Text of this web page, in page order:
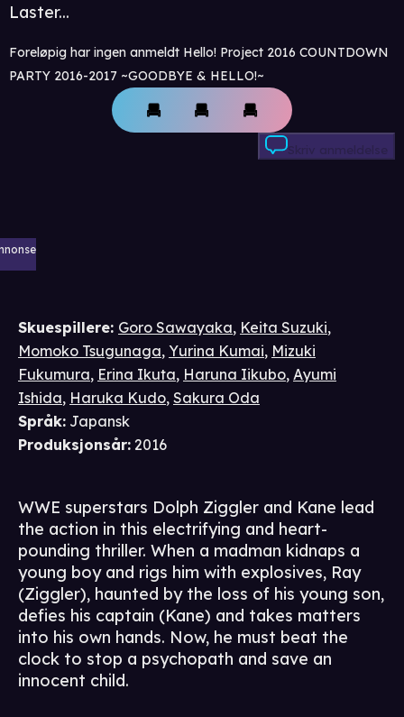
Laster...
Foreløpig har ingen anmeldt Hello! Project 2016 COUNTDOWN
PARTY 2016-2017 ~GOODBYE & HELLO!~
Skriv anmeldelse
Skuespillere: Goro Sawayaka, Keita Suzuki,
Momoko Tsugunaga, Yurina Kumai, Mizuki
Fukumura, Erina Ikuta, Haruna Iikubo, Ayumi
Ishida, Haruka Kudo, Sakura Oda
Språk: Japansk
Produksjonsår: 2016
WWE superstars Dolph Ziggler and Kane lead
the action in this electrifying and heart-
pounding thriller. When a madman kidnaps a
young boy and rigs him with explosives, Ray
(Ziggler), haunted by the loss of his young son,
defies his captain (Kane) and takes matters
into his own hands. Now, he must beat the
clock to stop a psychopath and save an
innocent child.